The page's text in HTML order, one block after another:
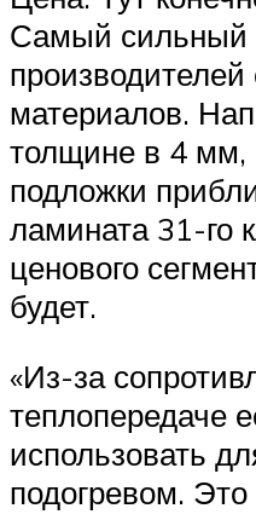
Самый сильный
производителей
материалов.
толщине в 4 мм,
подложки
ламината 31-го
ценового
будет.
«Из-за
теплопередаче
использовать
подогревом. Это